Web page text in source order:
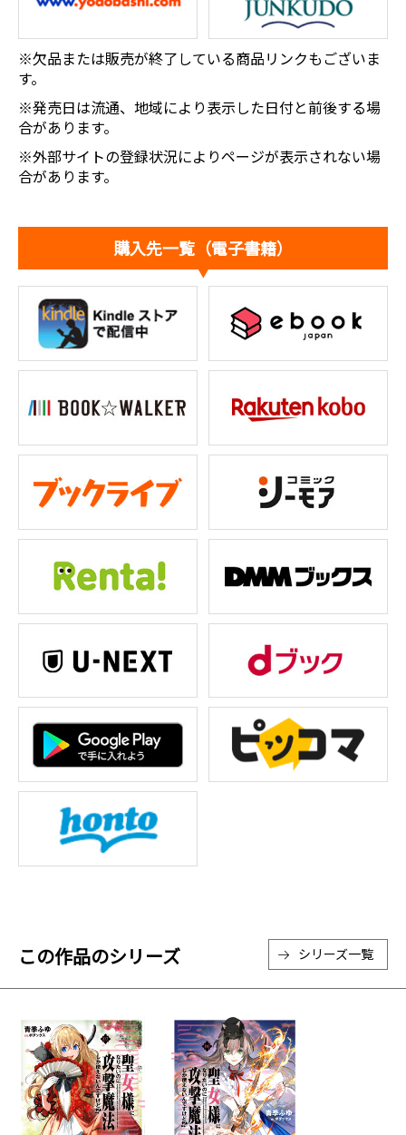
※欠品または販売が終了している商品リンクもございま
す。
※発売日は流通、地域により表示した日付と前後する場
合があります。
※外部サイトの登録状況によりページが表示されない場
合があります。
購入先一覧（電子書籍）
この作品のシリーズ シリーズ一覧